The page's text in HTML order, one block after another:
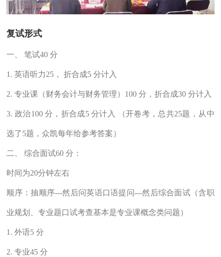
复试形式
一、 笔试40 分
1. 英语听力25， 折合成5 分计入
2. 专业课（财务会计与财务管理）100 分，折合成30 分计入
3. 政治100 分，折合成5 分计入 （开卷考，总共25题，从中
选了5题，众凯每年给参考答案）
二、 综合面试60 分：
时间为20分钟左右
顺序：抽顺序---然后问英语口语提问---然后综合面试（含职
业规划、专业题口试考查基本是专业课概念类问题）
1. 外语5 分
2. 专业45 分